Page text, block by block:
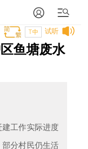
试听
T中
鱼塘废水
工作实际进度
分村民仍生活